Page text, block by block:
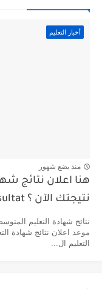
أخبار التعليم
منذ بضع شهور
نتيجتك الآن ؟ bem.onec.dz résultat
التعليم ال...